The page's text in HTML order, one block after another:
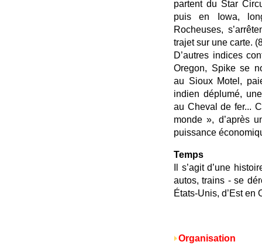
partent du Star
puis en Iowa,
Rocheuses,
trajet sur une carte.
D’autres indices
Oregon, Spike se
au Sioux Motel,
indien déplumé,
au Cheval de fer...
monde », d’après
puissance
Temps
Il s’agit d’une
autos, trains - se
États-Unis, d’Est en
Organisation